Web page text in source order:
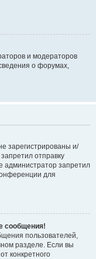
и модераторов
о форумах,
зарегистрированы и/
отправку
администратор запретил
для
сообщения!
пользователей,
разделе. Если вы
конкретного